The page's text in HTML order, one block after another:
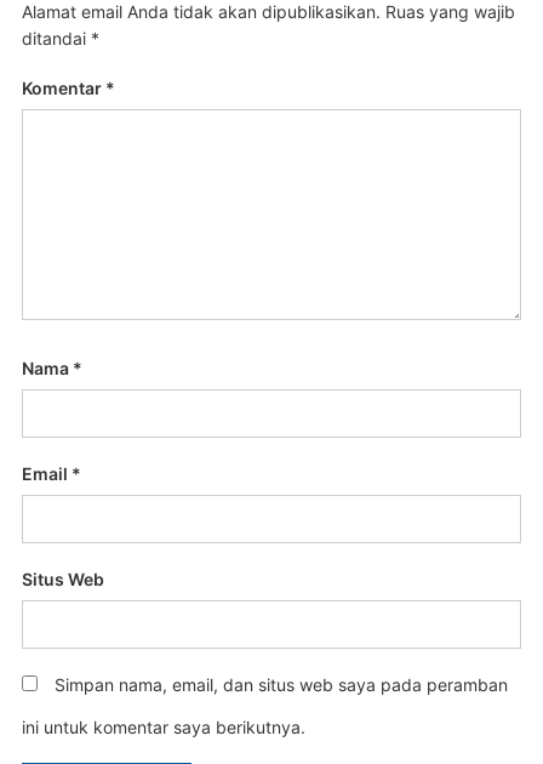
Alamat email Anda tidak akan dipublikasikan. Ruas yang wajib
ditandai *
Komentar *
Nama *
Email *
Situs Web
Simpan nama, email, dan situs web saya pada peramban
ini untuk komentar saya berikutnya.